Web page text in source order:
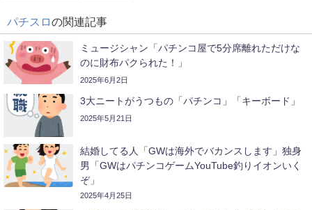
パチスロの関連記事
ミュージシャン「パチンコ屋で5分席離れただけな
のに財布パクられた！」
2025年6月2日
3大ニートがうつもの「パチンコ」「キーボード」
2025年5月21日
結婚してる人「GWは海外でバカンスします」独身
男「GWはパチンコゲームYouTube釣りイオンいく
ぞ」
2025年4月25日